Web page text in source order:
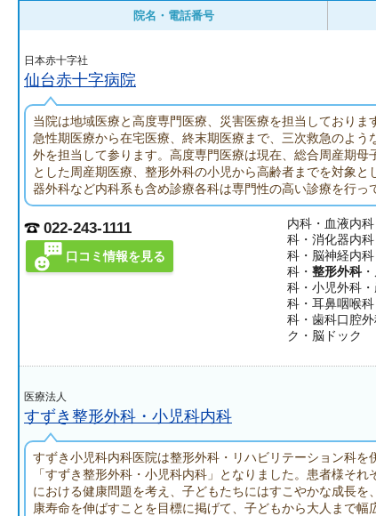
院名・電話番号
日本赤十字社
仙台赤十字病院
当院は地域医療と高度専門医療、災害医療を担当しておりま
急性期医療から在宅医療、終末期医療まで、三次救急のよう
外を担当して参ります。高度専門医療は現在、総合周産期母
とした周産期医療、整形外科の小児から高齢者までを対象と
器外科など内科系も含め診療各科は専門性の高い診療を行っ
022-243-1111
口コミ情報を見る
内科・血液内
科・消化器内
科・脳神経内
科・整形外科
科・小児外科
科・耳鼻咽喉
科・歯科口腔
ク・脳ドック
医療法人
すずき整形外科・小児科内科
すずき小児科内科医院は整形外科・リハビリテーション科を
「すずき整形外科・小児科内科」となりました。患者様それ
における健康問題を考え、子どもたちにはすこやかな成長を
康寿命を伸ばすことを目標に掲げて、子どもから大人まで幅